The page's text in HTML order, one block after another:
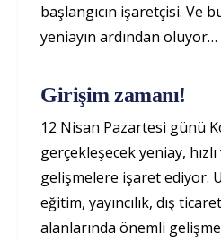
başlangıcın işaretçisi. Ve
yeniayın ardından oluyor…
Girişim zamanı!
12 Nisan Pazartesi günü
gerçekleşecek yeniay,
gelişmelere işaret ediyor.
eğitim, yayıncılık, dış
alanlarında önemli